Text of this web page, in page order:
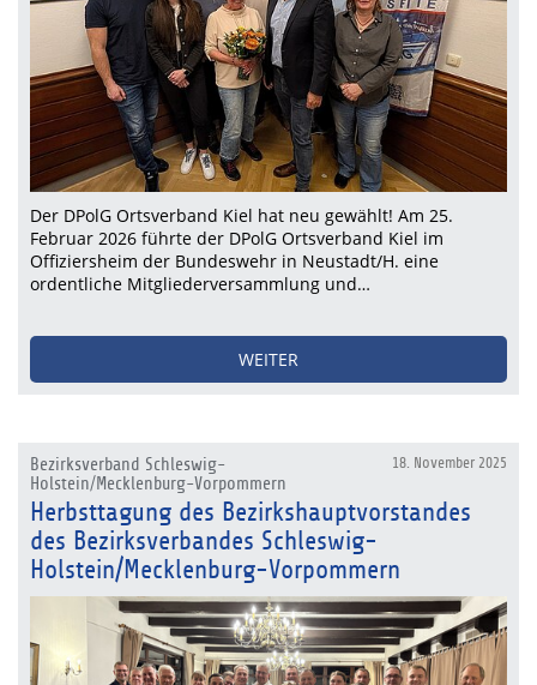
Der DPolG Ortsverband Kiel hat neu gewählt! Am 25.
Februar 2026 führte der DPolG Ortsverband Kiel im
Offiziersheim der Bundeswehr in Neustadt/H. eine
ordentliche Mitgliederversammlung und…
WEITER
18. November 2025
Bezirksverband Schleswig-
Holstein/Mecklenburg-Vorpommern
Herbsttagung des Bezirkshauptvorstandes
des Bezirksverbandes Schleswig-
Holstein/Mecklenburg-Vorpommern